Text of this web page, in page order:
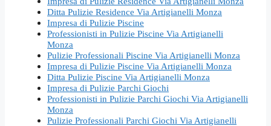
Ditta Pulizie Residence Via Artigianelli Monza
Impresa di Pulizie Piscine
Professionisti in Pulizie Piscine Via Artigianelli
Monza
Pulizie Professionali Piscine Via Artigianelli Monza
Impresa di Pulizie Piscine Via Artigianelli Monza
Ditta Pulizie Piscine Via Artigianelli Monza
Impresa di Pulizie Parchi Giochi
Professionisti in Pulizie Parchi Giochi Via Artigianelli
Monza
Pulizie Professionali Parchi Giochi Via Artigianelli